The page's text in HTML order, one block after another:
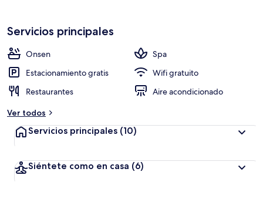
Servicios principales
Onsen
Spa
Estacionamiento gratis
Wifi gratuito
Restaurantes
Aire acondicionado
Ver todos
Servicios principales (10)
Siéntete como en casa (6)